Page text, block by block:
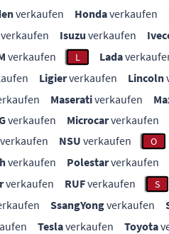
verkaufen Hondaverkaufen
verkaufen Isuzu verkaufen
verkaufen L Lada
Ligierverkaufen Lincoln
Maserativerkaufen
verkaufen Microcarverkaufen
verkaufen NSU verkaufen O
verkaufen Polestarverkaufen
verkaufen RUFverkaufen S
SsangYongverkaufen
Teslaverkaufen Toyota